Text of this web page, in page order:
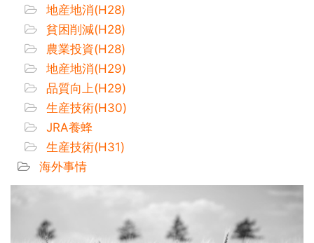
地産地消(H28)
貧困削減(H28)
農業投資(H28)
地産地消(H29)
品質向上(H29)
生産技術(H30)
JRA養蜂
生産技術(H31)
海外事情